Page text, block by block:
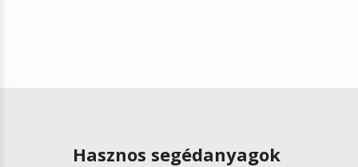
Hasznos segédanyagok